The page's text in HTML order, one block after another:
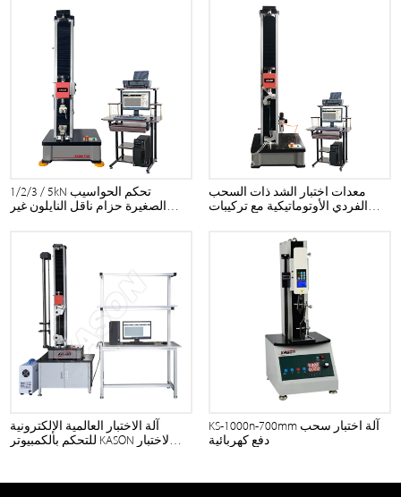
1/2/3 / 5kN تحكم الحواسيب
الصغيرة حزام ناقل النايلون غير
معدات اختبار الشد ذات السحب
الفردي الأوتوماتيكية مع تركيبات
آلة الاختبار العالمية الإلكترونية
للتحكم بالكمبيوتر KASON لاختبار
KS-1000n-700mm آلة اختبار سحب
دفع كهربائية